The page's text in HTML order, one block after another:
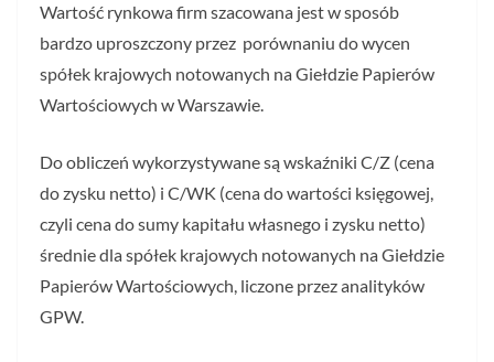
Wartość rynkowa firm szacowana jest w sposób
bardzo uproszczony przez porównaniu do wycen
spółek krajowych notowanych na Giełdzie Papierów
Wartościowych w Warszawie.
Do obliczeń wykorzystywane są wskaźniki C/Z (cena
do zysku netto) i C/WK (cena do wartości księgowej,
czyli cena do sumy kapitału własnego i zysku netto)
średnie dla spółek krajowych notowanych na Giełdzie
Papierów Wartościowych, liczone przez analityków
GPW.